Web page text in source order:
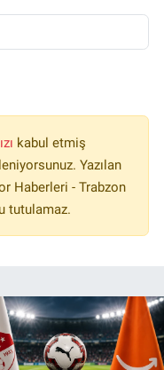
kabul etmiş
Yazılan
Haberleri - Trabzon
tutulamaz.